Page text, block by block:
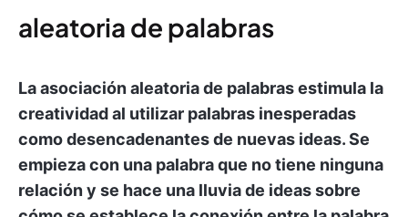
aleatoria de palabras
La asociación aleatoria de palabras estimula la
creatividad al utilizar palabras inesperadas
como desencadenantes de nuevas ideas. Se
empieza con una palabra que no tiene ninguna
relación y se hace una lluvia de ideas sobre